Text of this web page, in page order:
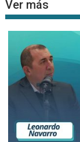
Ver más